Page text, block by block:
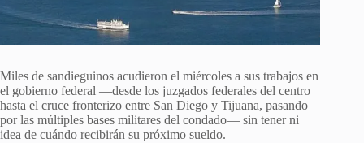
Miles de sandieguinos acudieron el miércoles a sus trabajos en
el gobierno federal —desde los juzgados federales del centro
hasta el cruce fronterizo entre San Diego y Tijuana, pasando
por las múltiples bases militares del condado— sin tener ni
idea de cuándo recibirán su próximo sueldo.